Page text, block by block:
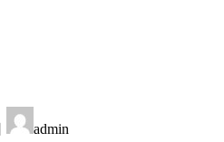
admin